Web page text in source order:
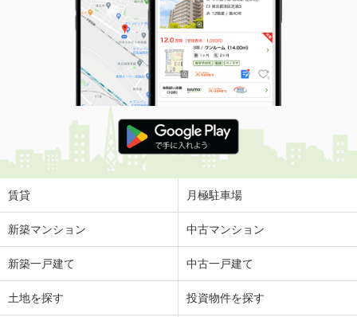
賃貸 月極駐車場
新築マンション 中古マンション
新築一戸建て 中古一戸建て
土地を探す 投資物件を探す